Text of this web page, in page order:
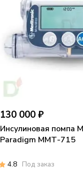
130 000 ₽
Инсулиновая помпа
Paradigm MMТ-715
4.8 Под заказ